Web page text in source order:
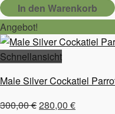
In den Warenkorb
Angebot!
Schnellansicht
Male Silver Cockatiel
300,00€Ursprünglicher
280,00 €Aktueller